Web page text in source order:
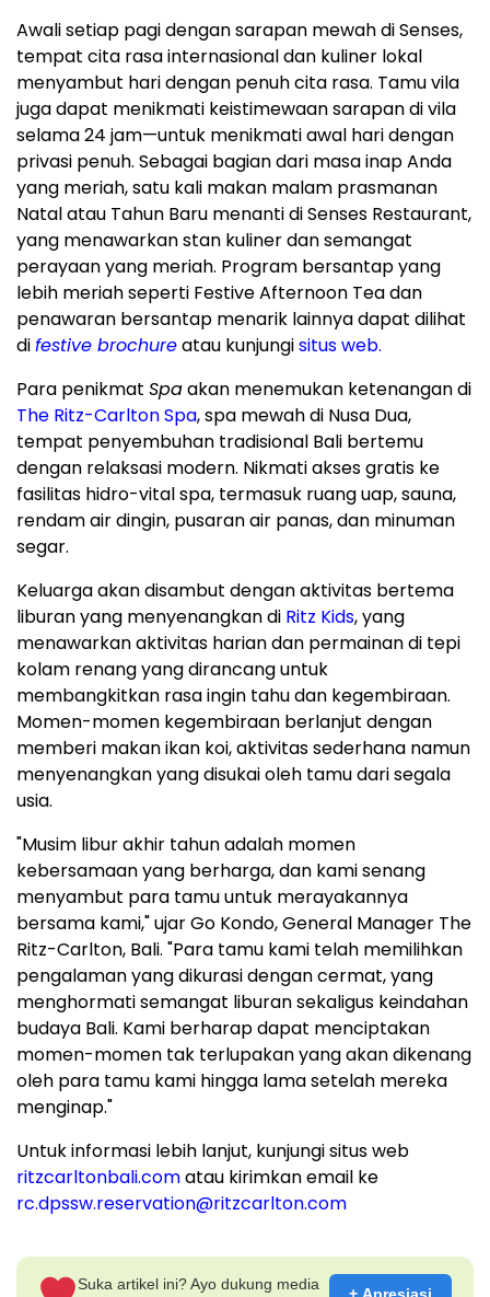
Awali setiap pagi dengan sarapan mewah di Senses,
tempat cita rasa internasional dan kuliner lokal
menyambut hari dengan penuh cita rasa. Tamu vila
juga dapat menikmati keistimewaan sarapan di vila
selama 24 jam—untuk menikmati awal hari dengan
privasi penuh. Sebagai bagian dari masa inap Anda
yang meriah, satu kali makan malam prasmanan
Natal atau Tahun Baru menanti di Senses Restaurant,
yang menawarkan stan kuliner dan semangat
perayaan yang meriah. Program bersantap yang
lebih meriah seperti Festive Afternoon Tea dan
penawaran bersantap menarik lainnya dapat dilihat
difestive brochureatau kunjungisitus web.
Para penikmat Spaakan menemukan ketenangan di
The Ritz-Carlton Spa, spa mewah di Nusa Dua,
tempat penyembuhan tradisional Bali bertemu
dengan relaksasi modern. Nikmati akses gratis ke
fasilitas hidro-vital spa, termasuk ruang uap, sauna,
rendam air dingin, pusaran air panas, dan minuman
segar.
Keluarga akan disambut dengan aktivitas bertema
liburan yang menyenangkan di Ritz Kids, yang
menawarkan aktivitas harian dan permainan di tepi
kolam renang yang dirancang untuk
membangkitkan rasa ingin tahu dan kegembiraan.
Momen-momen kegembiraan berlanjut dengan
memberi makan ikan koi, aktivitas sederhana namun
menyenangkan yang disukai oleh tamu dari segala
usia.
"Musim libur akhir tahun adalah momen
kebersamaan yang berharga, dan kami senang
menyambut para tamu untuk merayakannya
bersama kami," ujarGo Kondo, General Manager The
Ritz-Carlton, Bali. "Para tamu kami telah memilihkan
pengalaman yang dikurasi dengan cermat, yang
menghormati semangat liburan sekaligus keindahan
budaya Bali. Kami berharap dapat menciptakan
momen-momen tak terlupakan yang akan dikenang
oleh para tamu kami hingga lama setelah mereka
menginap."
Untuk informasi lebih lanjut, kunjungi situs web
ritzcarltonbali.comatau kirimkanemail ke
rc.dpssw.reservation@ritzcarlton.com
Suka artikel ini? Ayo dukung media
+ Apresiasi